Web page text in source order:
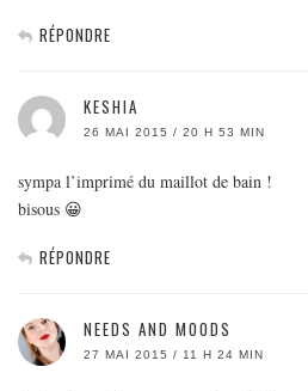
RÉPONDRE
KESHIA
26 MAI 2015 / 20 H 53 MIN
sympa l’imprimé du maillot de bain !
bisous 😀
RÉPONDRE
NEEDS AND MOODS
27 MAI 2015 / 11 H 24 MIN